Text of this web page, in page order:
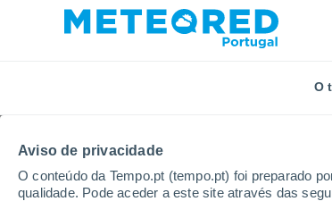
Aviso de privacidade
O conteúdo da Tempo.pt (tempo.pt) foi preparado
qualidade. Pode aceder a este site através das
O